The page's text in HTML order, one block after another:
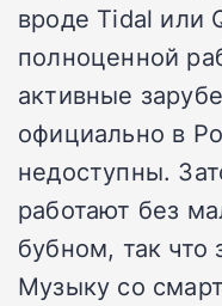
вроде Tidal или
полноценной
активные
официально в
недоступны.
работают без
бубном, так что
Музыку со